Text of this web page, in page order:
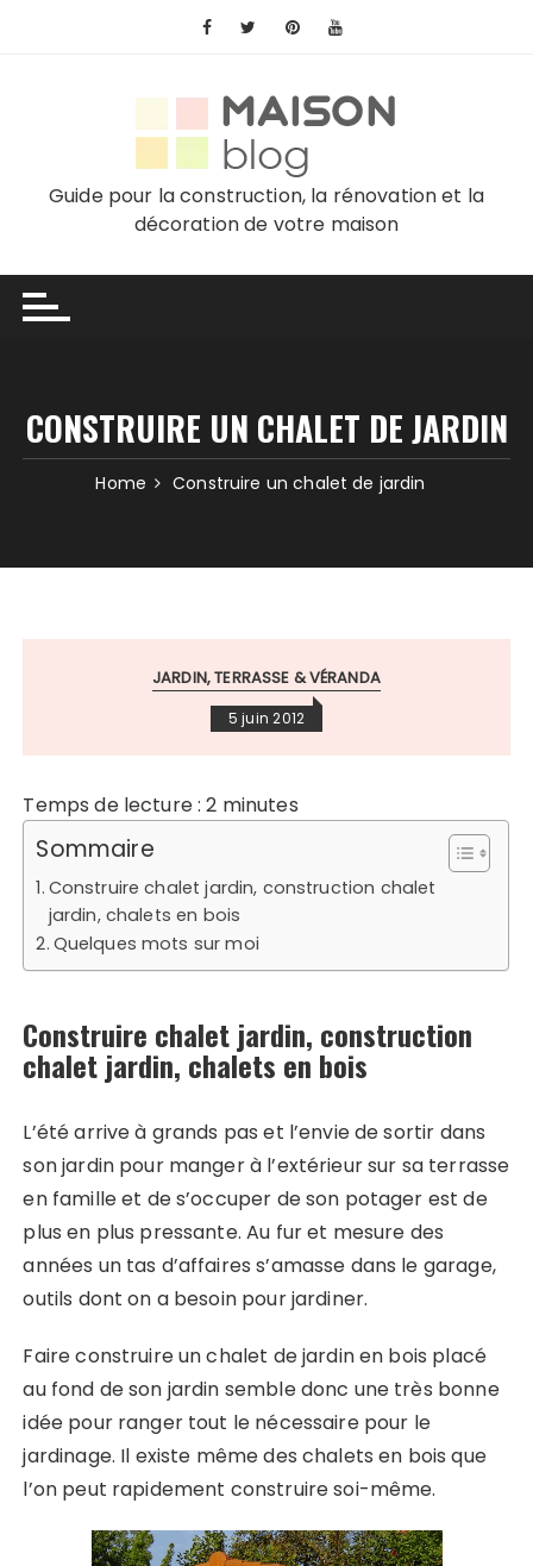
Guide pour la construction, la rénovation et la
décoration de votre maison
CONSTRUIRE UN CHALET DE JARDIN
Home Construire un chalet de jardin
JARDIN, TERRASSE & VÉRANDA
5 juin 2012
Temps de lecture :2 minutes
Sommaire
Construire chalet jardin, construction chalet
jardin, chalets en bois
Quelques mots sur moi
Construire chalet jardin, construction
chalet jardin, chalets en bois
L’été arrive à grands pas et l’envie de sortir dans
son jardin pour manger à l’extérieur sur sa terrasse
en famille et de s’occuper de son potager est de
plus en plus pressante. Au fur et mesure des
années un tas d’affaires s’amasse dans le garage,
outils dont on a besoin pour jardiner.
Faire construire un chalet de jardin en bois placé
au fond de son jardin semble donc une très bonne
idée pour ranger tout le nécessaire pour le
jardinage. Il existe même des chalets en bois que
l’on peut rapidement construire soi-même.